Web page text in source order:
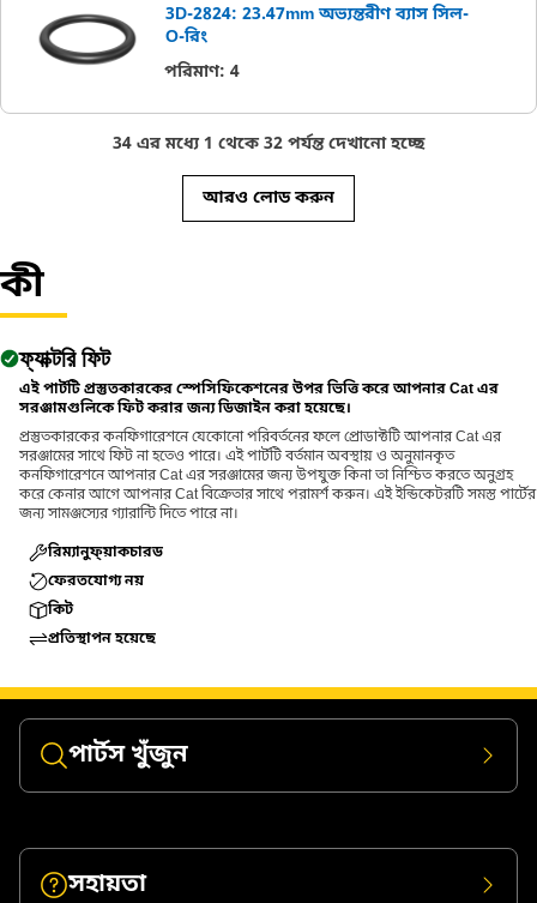
3D-2824: 23.47mm অভ্যন্তরীণ ব্যাস সিল-
O-রিং
পরিমাণ: 4
34 এর মধ্যে 1 থেকে 32 পর্যন্ত দেখানো হচ্ছে
আরও লোড করুন
কী
ফ্যাক্টরি ফিট
এই পার্টটি প্রস্তুতকারকের স্পেসিফিকেশনের উপর ভিত্তি করে আপনার Cat এর
সরঞ্জামগুলিকে ফিট করার জন্য ডিজাইন করা হয়েছে।
প্রস্তুতকারকের কনফিগারেশনে যেকোনো পরিবর্তনের ফলে প্রোডাক্টটি আপনার Cat এর
সরঞ্জামের সাথে ফিট না হতেও পারে। এই পার্টটি বর্তমান অবস্থায় ও অনুমানকৃত
কনফিগারেশনে আপনার Cat এর সরঞ্জামের জন্য উপযুক্ত কিনা তা নিশ্চিত করতে অনুগ্রহ
করে কেনার আগে আপনার Cat বিক্রেতার সাথে পরামর্শ করুন। এই ইন্ডিকেটরটি সমস্ত পার্টের
জন্য সামঞ্জস্যের গ্যারান্টি দিতে পারে না।
রিম্যানুফ্য়াকচারড
ফেরতযোগ্য নয়
কিট
প্রতিস্থাপন হয়েছে
পার্টস খুঁজুন
সহায়তা